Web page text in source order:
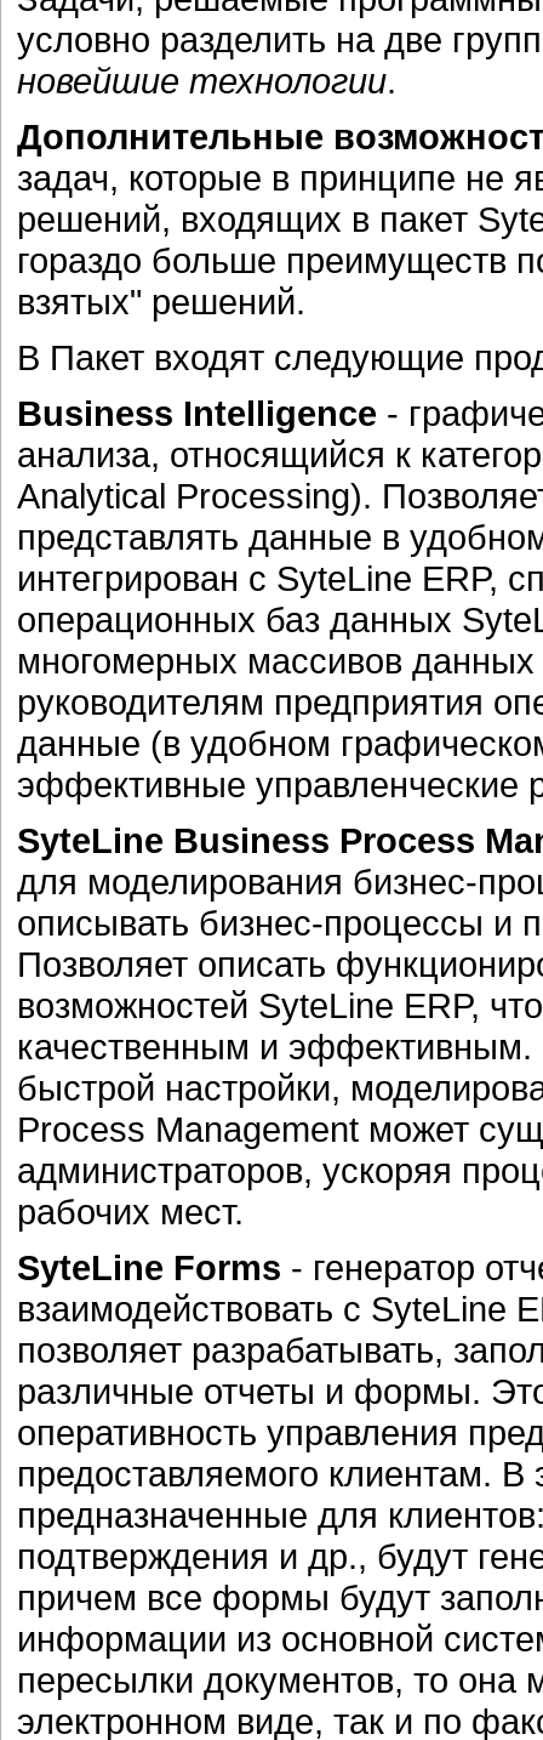
условно разделить на две
новейшие технологии.
Дополнительные
задач, которые в принципе не
решений, входящих в пакет
гораздо больше преимуществ
взятых" решений.
В Пакет входят следующие
Business Intelligence -
анализа, относящийся к
Analytical Processing).
представлять данные в
интегрирован с SyteLine ERP,
операционных баз данных
многомерных массивов данных
руководителям предприятия
данные (в удобном
эффективные управленческие
SyteLine Business Process
для моделирования бизнес-
описывать бизнес-процессы и
Позволяет описать
возможностей SyteLine ERP,
качественным и эффективным.
быстрой настройки,
Process Management может
администраторов, ускоряя
рабочих мест.
SyteLine Forms - генератор
взаимодействовать с SyteLine
позволяет разрабатывать,
различные отчеты и формы.
оперативность управления
предоставляемого клиентам.
предназначенные для
подтверждения и др., будут
причем все формы будут
информации из основной
пересылки документов, то она
электронном виде, так и по